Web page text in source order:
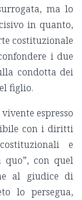
ma lo
in quanto,
costituzionale
i due
condotta dei
figlio.
espresso
con i diritti
e
quo”, con quel
al giudice di
lo persegua,